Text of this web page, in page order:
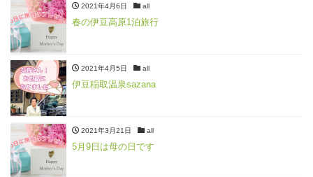
2021年4月6日 all
春の伊豆高原1泊旅行
2021年4月5日 all
伊豆稲取温泉sazana
2021年3月21日 all
5月9日は母の日です